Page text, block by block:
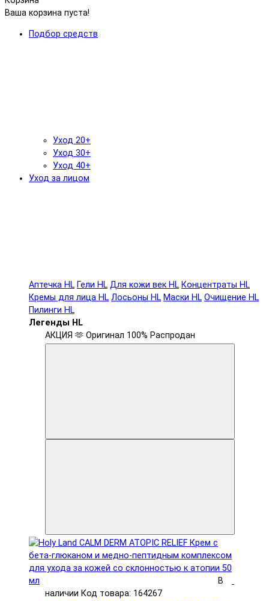
Ваша корзина пуста!
Подбор средств
Уход 20+
Уход 30+
Уход 40+
Уход за лицом
Аптечка HL Гели HL Для кожи век HL Концентраты HL
Кремы для лица HL Лосьоны HL Маски HL Очищение HL
Пилинги HL
Легенды HL
АКЦИЯ 🫶 Оригинал 100% Распродан
В
наличии Код товара: 164267